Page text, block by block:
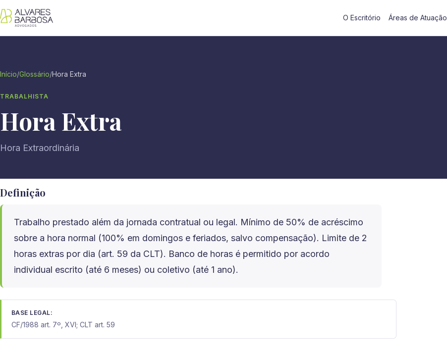
O Escritório Áreas de Atuação
Início/Glossário/Hora Extra
TRABALHISTA
Hora Extra
Hora Extraordinária
Definição
Trabalho prestado além da jornada contratual ou legal. Mínimo de 50% de acréscimo
sobre a hora normal (100% em domingos e feriados, salvo compensação). Limite de 2
horas extras por dia (art. 59 da CLT). Banco de horas é permitido por acordo
individual escrito (até 6 meses) ou coletivo (até 1 ano).
BASE LEGAL:
CF/1988 art. 7º, XVI; CLT art. 59